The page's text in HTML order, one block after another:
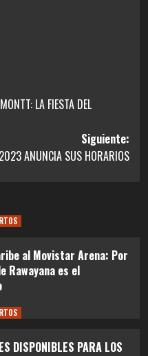
LA FIESTA DEL
Siguiente:
ANUNCIA SUS HORARIOS
al Movistar Arena: Por
Rawayana es el
DISPONIBLES PARA LOS